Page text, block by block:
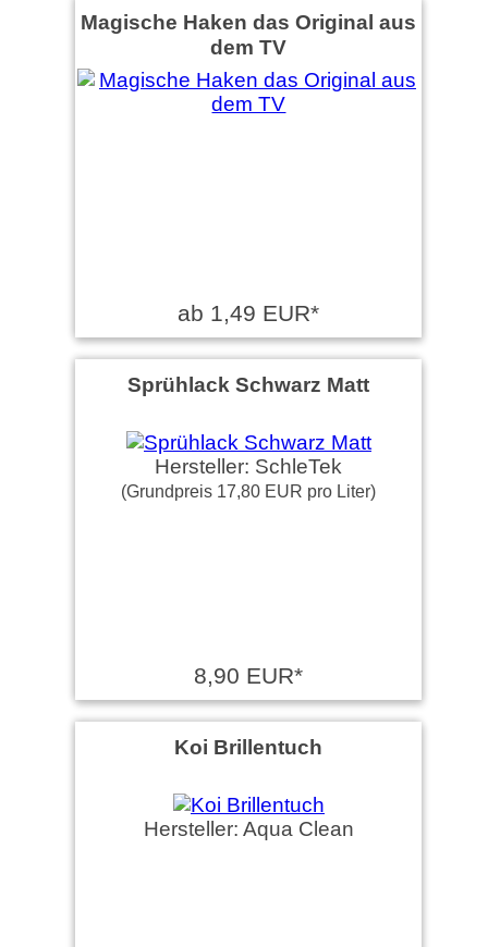
Magische Haken das Original aus
dem TV
ab 1,49 EUR*
Sprühlack Schwarz Matt
Hersteller: SchleTek
(Grundpreis 17,80 EUR pro Liter)
8,90 EUR*
Koi Brillentuch
Hersteller: Aqua Clean